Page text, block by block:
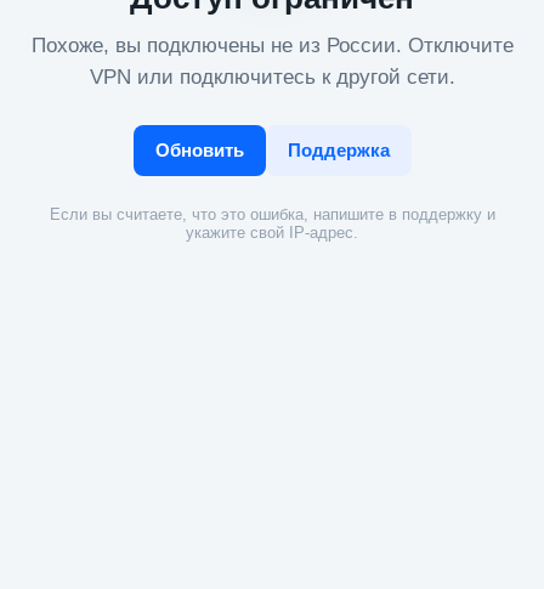
Похоже, вы подключены не из России. Отключите
VPN или подключитесь к другой сети.
Обновить Поддержка
Если вы считаете, что это ошибка, напишите в поддержку и
укажите свой IP-адрес.